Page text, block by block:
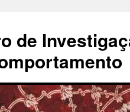
de